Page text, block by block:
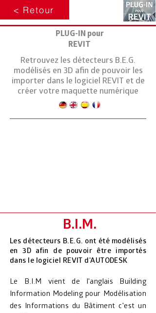
< Retour
PLUG-IN pour
REVIT
Retrouvez les détecteurs B.E.G.
modélisés en 3D afin de pouvoir les
importer dans le logiciel REVIT et de
créer votre maquette numérique
B.I.M.
Les détecteurs B.E.G. ont été modélisés
en 3D afin de pouvoir être importés
dans le logiciel REVIT d'AUTODESK
Le B.I.M vient de l'anglais Building
Information Modeling pour Modélisation
des Informations du Bâtiment c'est un